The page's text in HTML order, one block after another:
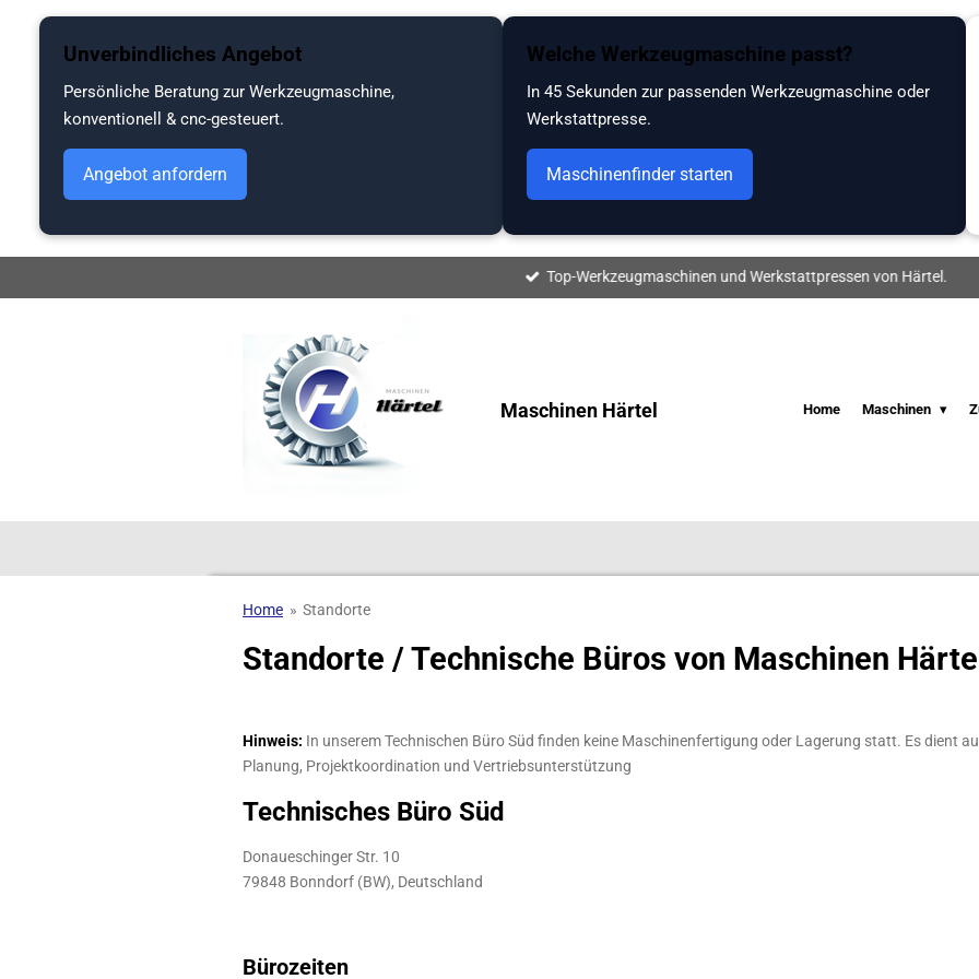
Unverbindliches Angebot
Persönliche Beratung zur Werkzeugmaschine,
konventionell & cnc-gesteuert.
Angebot anfordern
Welche Werkzeugmaschine passt?
In 45 Sekunden zur passenden Werkzeugmaschine oder
Werkstattpresse.
Maschinenfinder starten
Hauptinhalt
springen
Top-Werkzeugmaschinen und Werkstattpressen von Härtel.
Maschinen Härtel Home Maschinen
Home » Standorte
Standorte / Technische Büros von Maschinen Härtel
Hinweis: In unserem Technischen Büro Süd finden keine Maschinenfertigung oder Lagerung statt. Es dient
Planung, Projektkoordination und Vertriebsunterstützung
Technisches Büro Süd
Donaueschinger Str. 10
79848 Bonndorf (BW), Deutschland
Bürozeiten